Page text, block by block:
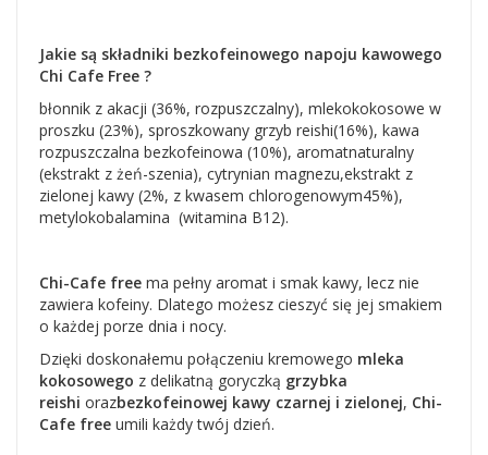
Jakie są składniki bezkofeinowego napoju kawowego
Chi Cafe Free ?
błonnik z akacji (36%, rozpuszczalny), mlekokokosowe w
proszku (23%), sproszkowany grzyb reishi(16%), kawa
rozpuszczalna bezkofeinowa (10%), aromatnaturalny
(ekstrakt z żeń-szenia), cytrynian magnezu,ekstrakt z
zielonej kawy (2%, z kwasem chlorogenowym45%),
metylokobalamina (witamina B12).
Chi-Cafe free ma pełny aromat i smak kawy, lecz nie
zawiera kofeiny. Dlatego możesz cieszyć się jej smakiem
o każdej porze dnia i nocy.
Dzięki doskonałemu połączeniu kremowego mleka
kokosowego z delikatną goryczką grzybka
reishi orazbezkofeinowej kawy czarnej i zielonej, Chi-
Cafe free umili każdy twój dzień.